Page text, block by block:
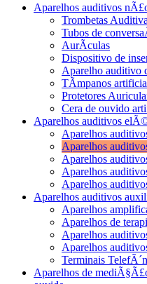
Aparelhos auditivos
Trombetas
Tubos de
AurÃ­culas
Dispositivo de
Aparelho auditivo
TÃ­mpanos
Protetores
Cera de ouvido
Aparelhos auditivos
Aparelhos
Aparelhos
Aparelhos
Aparelhos
Aparelhos
Aparelhos auditivos
Aparelhos
Aparelhos de
Aparelhos
Aparelhos
Terminais
Aparelhos de